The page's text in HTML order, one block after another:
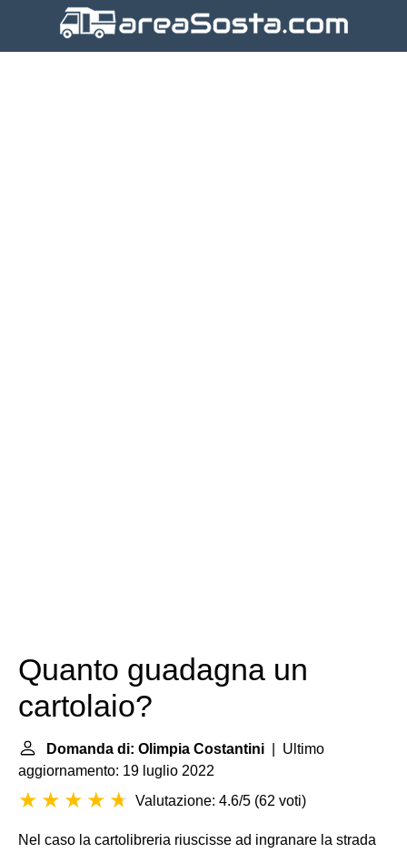
Quanto guadagna un
cartolaio?
Domanda di: Olimpia Costantini | Ultimo
aggiornamento: 19 luglio 2022
Valutazione: 4.6/5 (62 voti)
Nel caso la cartolibreria riuscisse ad ingranare la strada